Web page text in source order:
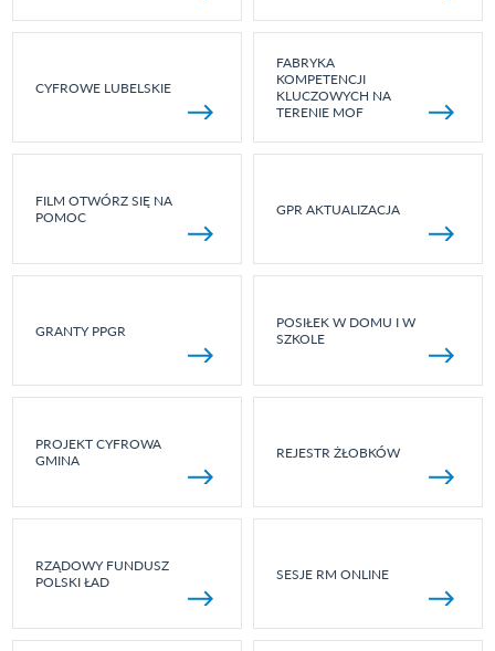
CYFROWE LUBELSKIE
FABRYKA
KOMPETENCJI
KLUCZOWYCH NA
TERENIE MOF
FILM OTWÓRZ SIĘ NA
POMOC
GPR AKTUALIZACJA
GRANTY PPGR
POSIŁEK W DOMU I W
SZKOLE
PROJEKT CYFROWA
GMINA
REJESTR ŻŁOBKÓW
RZĄDOWY FUNDUSZ
POLSKI ŁAD
SESJE RM ONLINE